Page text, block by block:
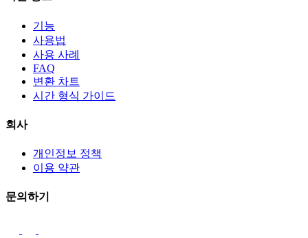
기능
사용법
사용 사례
FAQ
변환 차트
시간 형식 가이드
회사
개인정보 정책
이용 약관
문의하기